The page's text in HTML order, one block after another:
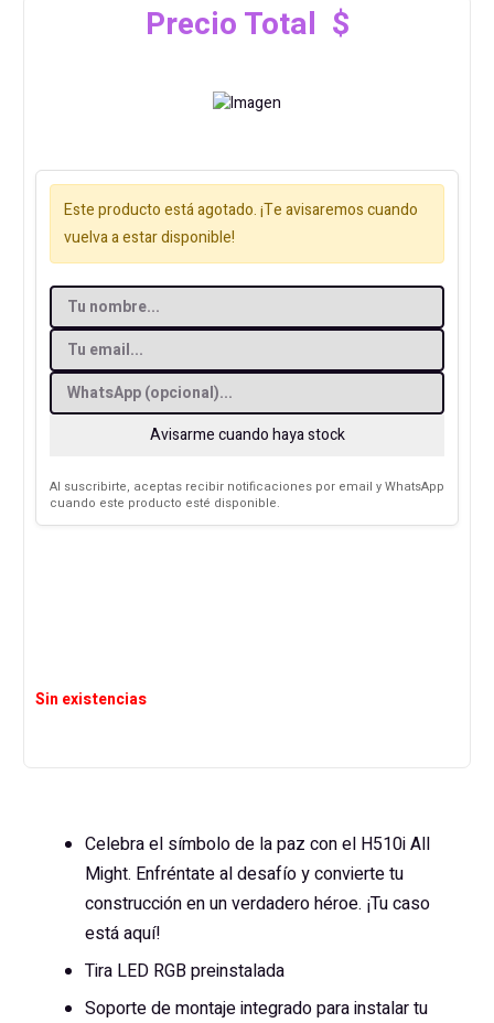
Precio Total $
Este producto está agotado. ¡Te avisaremos cuando
vuelva a estar disponible!
Avisarme cuando haya stock
Al suscribirte, aceptas recibir notificaciones por email y WhatsApp
cuando este producto esté disponible.
Sin existencias
Celebra el símbolo de la paz con el H510i All
Might. Enfréntate al desafío y convierte tu
construcción en un verdadero héroe. ¡Tu caso
está aquí!
Tira LED RGB preinstalada
Soporte de montaje integrado para instalar tu